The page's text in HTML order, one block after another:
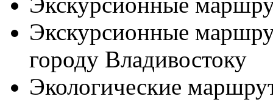
Экскурсионные
городу Владивостоку
Экологические